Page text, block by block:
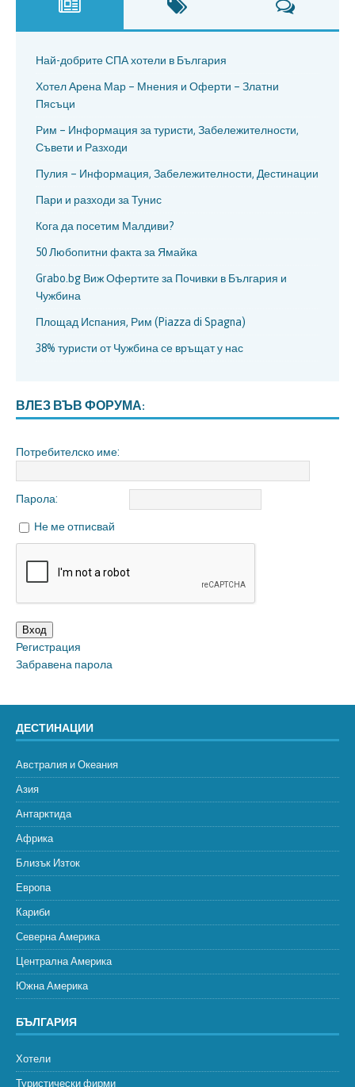
Най-добрите СПА хотели в България
Хотел Арена Мар – Мнения и Оферти – Златни
Пясъци
Рим – Информация за туристи, Забележителности,
Съвети и Разходи
Пулия – Информация, Забележителности, Дестинации
Пари и разходи за Тунис
Кога да посетим Малдиви?
50 Любопитни факта за Ямайка
Grabo.bg Виж Офертите за Почивки в България и
Чужбина
Площад Испания, Рим (Piazza di Spagna)
38% туристи от Чужбина се връщат у нас
ВЛЕЗ ВЪВ ФОРУМА:
Потребителско име:
Парола:
Не ме отписвай
Вход
Регистрация
Забравена парола
ДЕСТИНАЦИИ
Австралия и Океания
Азия
Антарктида
Африка
Близък Изток
Европа
Кариби
Северна Америка
Централна Америка
Южна Америка
БЪЛГАРИЯ
Хотели
Туристически фирми